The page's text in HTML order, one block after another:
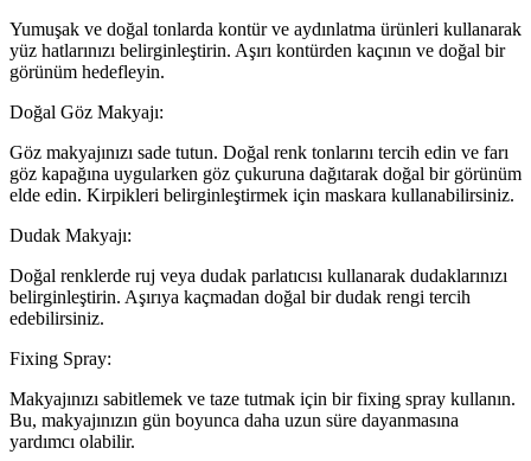
Yumuşak ve doğal tonlarda kontür ve aydınlatma ürünleri kullanarak
yüz hatlarınızı belirginleştirin. Aşırı kontürden kaçının ve doğal bir
görünüm hedefleyin.
Doğal Göz Makyajı:
Göz makyajınızı sade tutun. Doğal renk tonlarını tercih edin ve farı
göz kapağına uygularken göz çukuruna dağıtarak doğal bir görünüm
elde edin. Kirpikleri belirginleştirmek için maskara kullanabilirsiniz.
Dudak Makyajı:
Doğal renklerde ruj veya dudak parlatıcısı kullanarak dudaklarınızı
belirginleştirin. Aşırıya kaçmadan doğal bir dudak rengi tercih
edebilirsiniz.
Fixing Spray:
Makyajınızı sabitlemek ve taze tutmak için bir fixing spray kullanın.
Bu, makyajınızın gün boyunca daha uzun süre dayanmasına
yardımcı olabilir.